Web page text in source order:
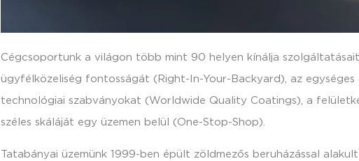
Cégcsoportunk a világon több mint 90 helyen kínálja
ügyfélközeliség fontosságát (Right-In-Your-Backyard), az egységes
technológiai szabványokat (Worldwide Quality Coatings), a
széles skáláját egy üzemen belül (One-Stop-Shop).
Tatabányai üzemünk 1999-ben épült zöldmezős beruházással